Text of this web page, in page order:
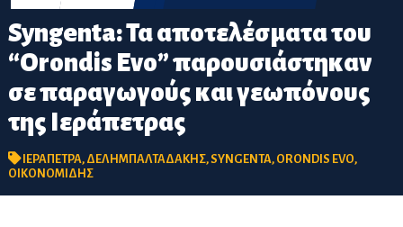
Syngenta: Τα αποτελέσματα του
“Orondis Evo” παρουσιάστηκαν
σε παραγωγούς και γεωπόνους
της Ιεράπετρας
ΙΕΡΑΠΕΤΡΑ, ΔΕΛΗΜΠΑΛΤΑΔΑΚΗΣ,SYNGENTA, ORONDIS EVO,
ΟΙΚΟΝΟΜΙΔΗΣ